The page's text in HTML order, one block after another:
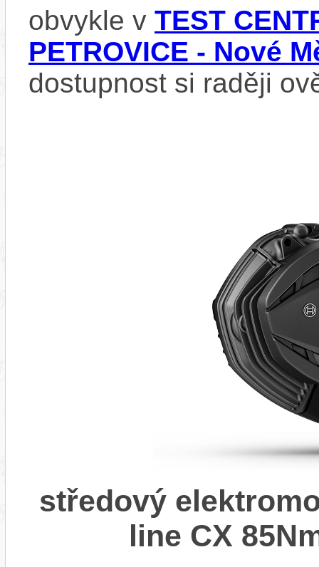
obvykle v TEST
PETROVICE - Nové
dostupnost si raději
středový
line CX